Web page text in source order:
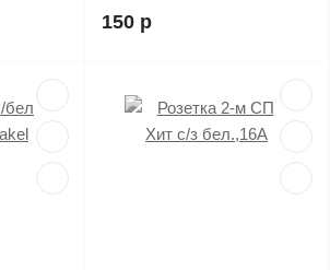
150 р